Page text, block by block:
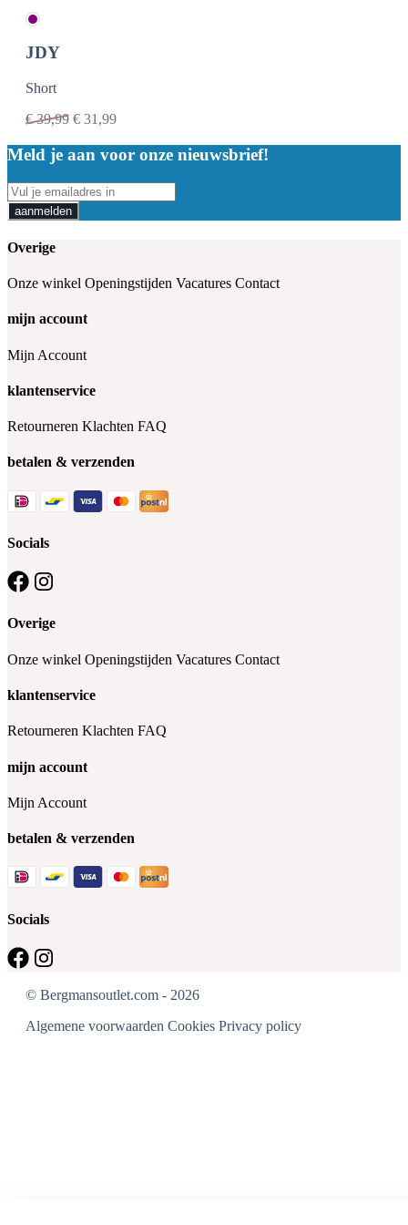
JDY
Short
€39,99 € 31,99
Meld je aan voor onze nieuwsbrief!
aanmelden
Overige
Onze winkel Openingstijden Vacatures Contact
mijn account
Mijn Account
klantenservice
Retourneren Klachten FAQ
betalen & verzenden
Socials
Overige
Onze winkel Openingstijden Vacatures Contact
klantenservice
Retourneren Klachten FAQ
mijn account
Mijn Account
betalen & verzenden
Socials
© Bergmansoutlet.com - 2026
Algemene voorwaarden Cookies Privacy policy